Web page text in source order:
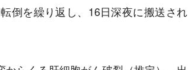
倒を繰り返し、16日深夜に搬送され